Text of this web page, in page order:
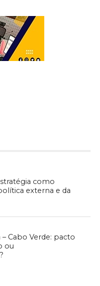
como
externa e da
Cabo Verde: pacto
ou